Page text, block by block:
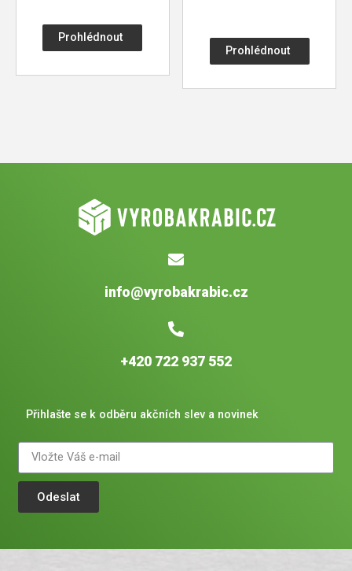
Prohlédnout
Prohlédnout
info@vyrobakrabic.cz
+420 722 937 552
Přihlašte se k odběru akčních slev a novinek
Odeslat